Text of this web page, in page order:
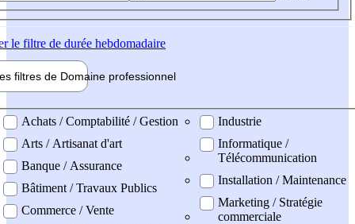
le filtre de durée hebdomadaire
filtres de Domaine professionnel
professionel
Achats / Comptabilité / Gestion
Arts / Artisanat d'art
Banque / Assurance
Bâtiment / Travaux Publics
Commerce / Vente
Industrie
Informatique /
Télécommunication
Installation / Maintenance
Marketing / Stratégie
commerciale